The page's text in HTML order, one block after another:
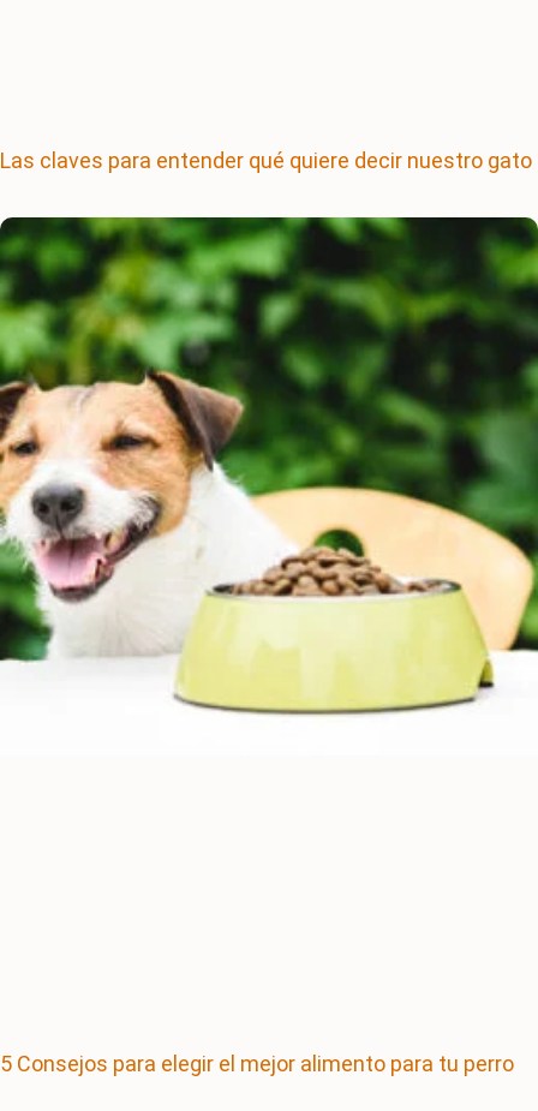
Las claves para entender qué quiere decir nuestro gato
5 Consejos para elegir el mejor alimento para tu perro